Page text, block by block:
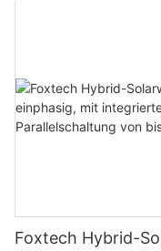
Foxtech Hybrid-